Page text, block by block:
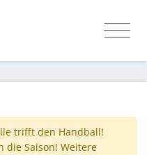
trifft den Handball!
die Saison! Weitere